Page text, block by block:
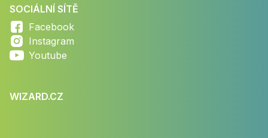
SOCIÁLNÍ SÍTĚ
Facebook
Instagram
Youtube
WIZARD.CZ